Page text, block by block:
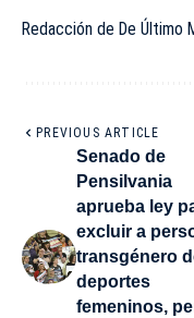
Redacción de De Último
PREVIOUS ARTICLE
Senado de
Pensilvania
aprueba ley
excluir a
transgénero
deportes
femeninos,